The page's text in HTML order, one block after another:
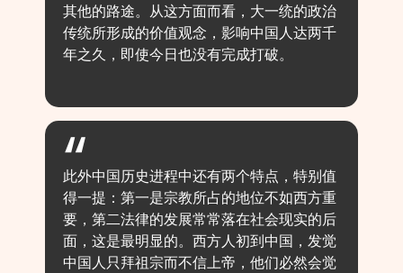
其他的路途。从这方面而看，大一统的政治
传统所形成的价值观念，影响中国人达两千
年之久，即使今日也没有完成打破。
此外中国历史进程中还有两个特点，特别值
得一提：第一是宗教所占的地位不如西方重
要，第二法律的发展常常落在社会现实的后
面，这是最明显的。西方人初到中国，发觉
中国人只拜祖宗而不信上帝，他们必然会觉